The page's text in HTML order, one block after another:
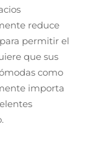
reduce
permitir el
que sus
como
importa